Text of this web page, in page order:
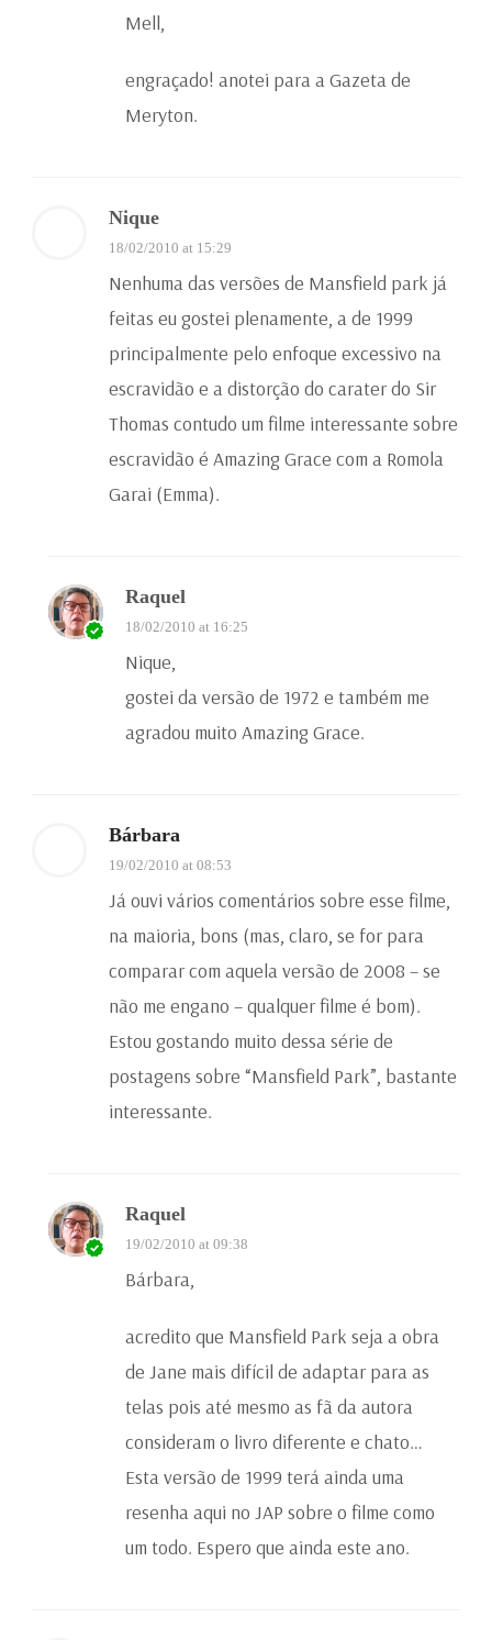
Mell,
engraçado! anotei para a Gazeta de
Meryton.
Nique
18/02/2010 at 15:29
Nenhuma das versões de Mansfield park já
feitas eu gostei plenamente, a de 1999
principalmente pelo enfoque excessivo na
escravidão e a distorção do carater do Sir
Thomas contudo um filme interessante sobre
escravidão é Amazing Grace com a Romola
Garai (Emma).
Raquel
18/02/2010 at 16:25
Nique,
gostei da versão de 1972 e também me
agradou muito Amazing Grace.
Bárbara
19/02/2010 at 08:53
Já ouvi vários comentários sobre esse filme,
na maioria, bons (mas, claro, se for para
comparar com aquela versão de 2008 – se
não me engano – qualquer filme é bom).
Estou gostando muito dessa série de
postagens sobre “Mansfield Park”, bastante
interessante.
Raquel
19/02/2010 at 09:38
Bárbara,
acredito que Mansfield Park seja a obra
de Jane mais difícil de adaptar para as
telas pois até mesmo as fã da autora
consideram o livro diferente e chato…
Esta versão de 1999 terá ainda uma
resenha aqui no JAP sobre o filme como
um todo. Espero que ainda este ano.